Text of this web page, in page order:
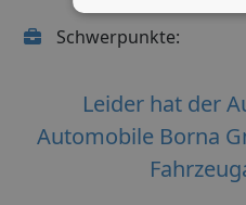
Schwerpunkte:
Leider hat der
Automobile Borna